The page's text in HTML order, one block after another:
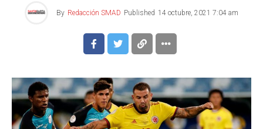
By Redacción SMAD Published 14 octubre, 2021 7:04 am